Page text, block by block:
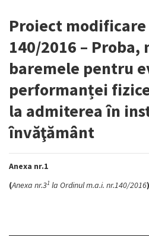
Proiect modificare
140/2016 – Proba,
baremele pentru
performanței
la admiterea în
învăţământ
Anexa nr.1
(Anexa nr.31 la Ordinul m.a.i. nr.140/2016)